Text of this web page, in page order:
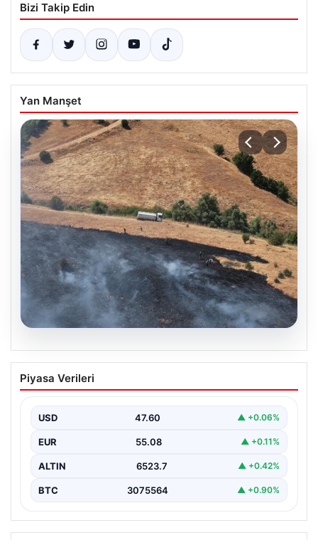
Bizi Takip Edin
Yan Manşet
Tunceli’de otluk yangını ormanlık alana
sıçramadan kontrol altına alındı
arasında bulunan otlaklık bölgede henüz
belirlenemeyen bir nedenle…
Piyasa Verileri
USD 47.60 ▲ +0.06%
EUR 55.08 ▲ +0.11%
ALTIN 6523.7 ▲ +0.42%
BTC 3075564 ▲ +0.90%